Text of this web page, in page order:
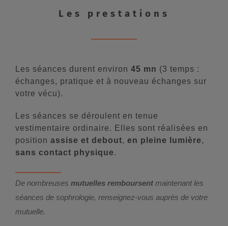
Les prestations
Les séances durent environ 45 mn (3 temps :
échanges, pratique et à nouveau échanges sur
votre vécu).
Les séances se déroulent en tenue
vestimentaire ordinaire. Elles sont réalisées en
position assise et debout, en pleine lumière,
sans contact physique.
De nombreuses mutuelles remboursentmaintenant les
séances de sophrologie, renseignez-vous auprès de votre
mutuelle.